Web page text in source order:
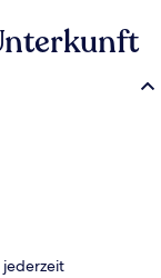
jederzeit